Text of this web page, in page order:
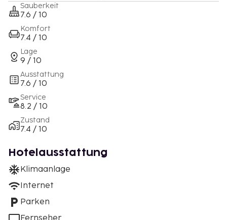
Sauberkeit
7.6 / 10
Komfort
7.4 / 10
Lage
9 / 10
Ausstattung
7.6 / 10
Service
8.2 / 10
Zustand
7.4 / 10
Hotelausstattung
Klimaanlage
Internet
Parken